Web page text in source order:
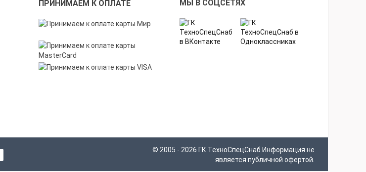
ПРИНИМАЕМ К ОПЛАТЕ МЫ В СОЦСЕТЯХ
© 2005 - 2026 ГК ТехноСпецСнаб Информация не
является публичной офертой.